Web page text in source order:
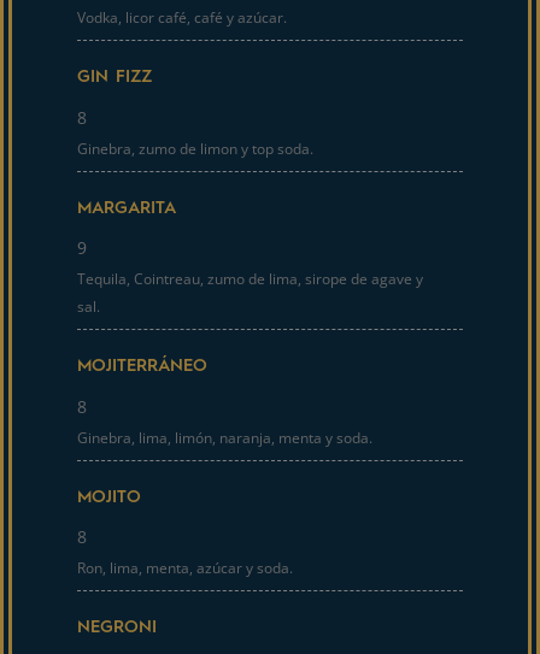
Vodka, licor café, café y azúcar.
GIN FIZZ
8
Ginebra, zumo de limon y top soda.
MARGARITA
9
Tequila, Cointreau, zumo de lima, sirope de agave y
sal.
MOJITERRÁNEO
8
Ginebra, lima, limón, naranja, menta y soda.
MOJITO
8
Ron, lima, menta, azúcar y soda.
NEGRONI